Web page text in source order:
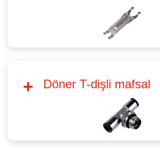
Döner T-dişli mafsal